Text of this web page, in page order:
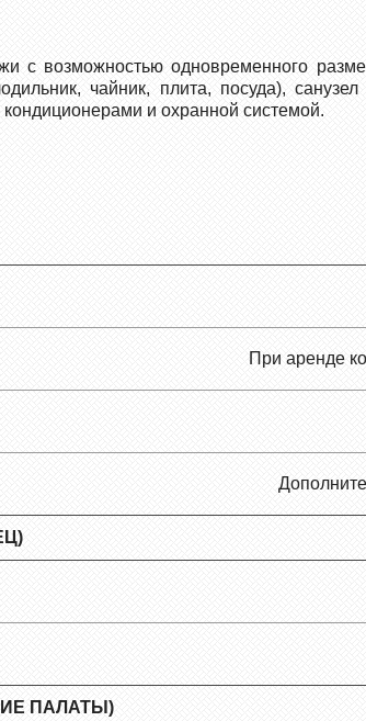
с возможностью одновременного
чайник, плита, посуда),
и охранной системой.
При аренде
ПАЛАТЫ)